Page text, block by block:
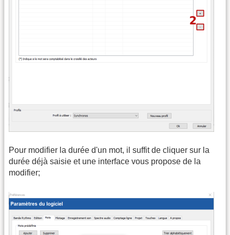
Pour modifier la durée d'un mot, il suffit de cliquer sur la
durée déjà saisie et une interface vous propose de la
modifier;